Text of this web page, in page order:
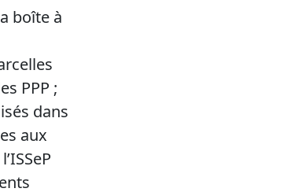
boîte à
PPP ;
dans
aux